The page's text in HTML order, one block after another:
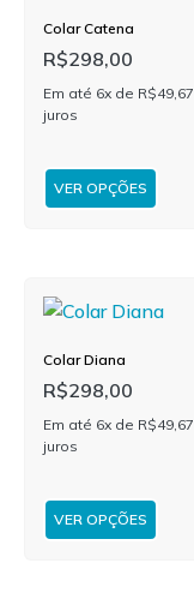
Colar Catena
R$298,00
Em até 6x de R$49,67
juros
VER OPÇÕES
Colar Diana
R$298,00
Em até 6x de R$49,67
juros
VER OPÇÕES